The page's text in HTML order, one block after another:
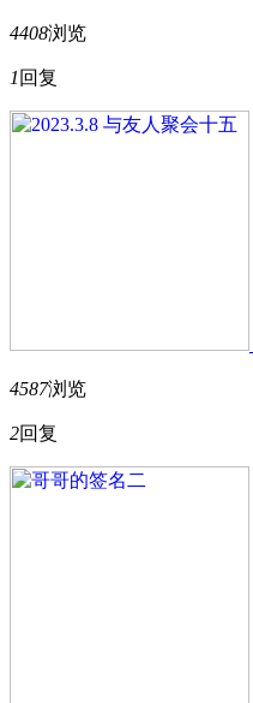
4408浏览
1 回复
4587浏览
2回复